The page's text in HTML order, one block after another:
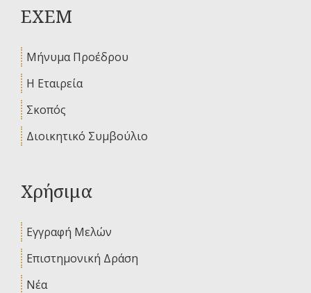
ΕΧΕΜ
Μήνυμα Προέδρου
Η Εταιρεία
Σκοπός
Διοικητικό Συμβούλιο
Χρήσιμα
Εγγραφή Μελών
Επιστημονική Δράση
Νέα